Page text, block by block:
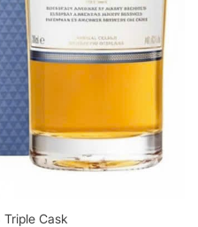
Triple Cask